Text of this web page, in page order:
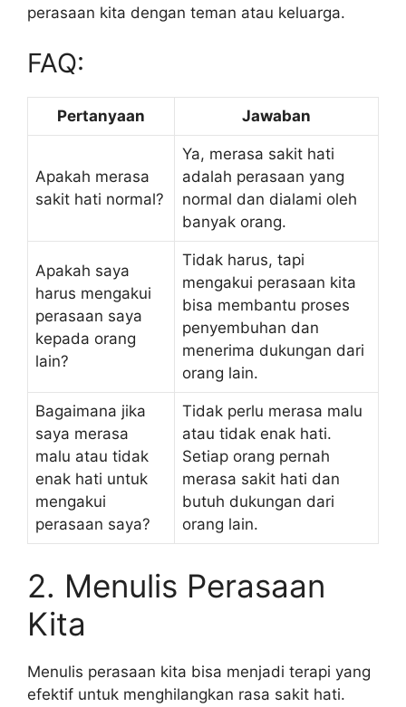
perasaan kita dengan teman atau keluarga.
FAQ:
Pertanyaan Jawaban
Apakah merasa
sakit hati normal?
Ya, merasa sakit hati
adalah perasaan yang
normal dan dialami oleh
banyak orang.
Apakah saya
harus mengakui
perasaan saya
kepada orang
lain?
Tidak harus, tapi
mengakui perasaan kita
bisa membantu proses
penyembuhan dan
menerima dukungan dari
orang lain.
Bagaimana jika
saya merasa
malu atau tidak
enak hati untuk
mengakui
perasaan saya?
Tidak perlu merasa malu
atau tidak enak hati.
Setiap orang pernah
merasa sakit hati dan
butuh dukungan dari
orang lain.
2. Menulis Perasaan
Kita
Menulis perasaan kita bisa menjadi terapi yang
efektif untuk menghilangkan rasa sakit hati.